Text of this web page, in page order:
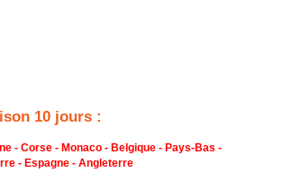
10 jours :
- Corse - Monaco - Belgique - Pays-Bas -
- Espagne - Angleterre